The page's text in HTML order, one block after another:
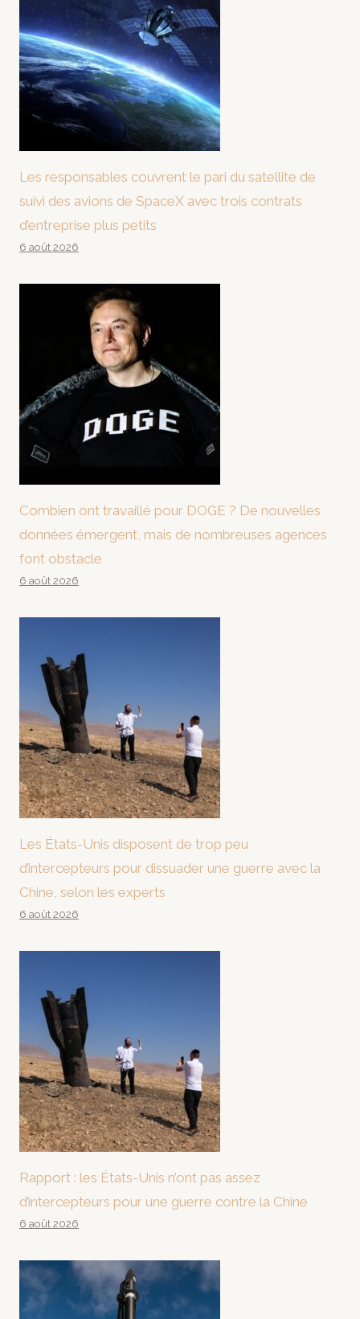
Les responsables couvrent le pari du satellite de
suivi des avions de SpaceX avec trois contrats
d’entreprise plus petits
6 août 2026
Combien ont travaillé pour DOGE ? De nouvelles
données émergent, mais de nombreuses agences
font obstacle
6 août 2026
Les États-Unis disposent de trop peu
d’intercepteurs pour dissuader une guerre avec la
Chine, selon les experts
6 août 2026
Rapport : les États-Unis n’ont pas assez
d’intercepteurs pour une guerre contre la Chine
6 août 2026